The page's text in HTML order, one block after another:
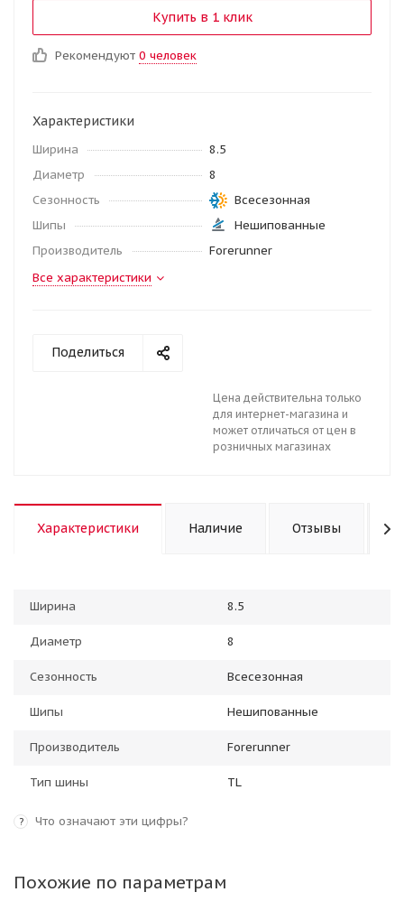
Купить в 1 клик
Рекомендуют 0 человек
Характеристики
Ширина
8.5
Диаметр
8
Сезонность
Всесезонная
Шипы
Нешипованные
Производитель
Forerunner
Все характеристики
Поделиться
Цена действительна только
для интернет-магазина и
может отличаться от цен в
розничных магазинах
Характеристики Наличие Отзывы
Ширина 8.5
Диаметр 8
Сезонность Всесезонная
Шипы Нешипованные
Производитель Forerunner
Тип шины TL
? Что означают эти цифры?
Похожие по параметрам